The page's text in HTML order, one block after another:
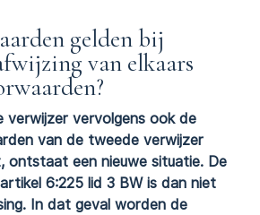
gelden bij
van elkaars
verwijzer vervolgens ook de
van de tweede verwijzer
ontstaat een nieuwe situatie. De
6:225 lid 3 BW is dan niet
In dat geval worden de